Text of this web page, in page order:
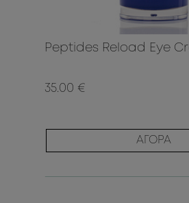
Peptides Reload Eye
35.00 €
ΑΓΟΡΑ